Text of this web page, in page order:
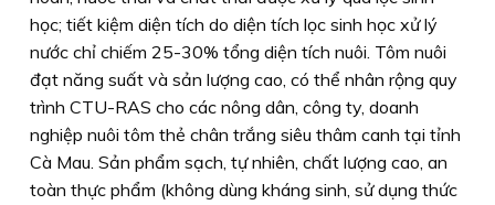
học; tiết kiệm diện tích do diện tích lọc sinh học xử lý
nước chỉ chiếm 25-30% tổng diện tích nuôi. Tôm nuôi
đạt năng suất và sản lượng cao, có thể nhân rộng quy
trình CTU-RAS cho các nông dân, công ty, doanh
nghiệp nuôi tôm thẻ chân trắng siêu thâm canh tại tỉnh
Cà Mau. Sản phẩm sạch, tự nhiên, chất lượng cao, an
toàn thực phẩm (không dùng kháng sinh, sử dụng thức